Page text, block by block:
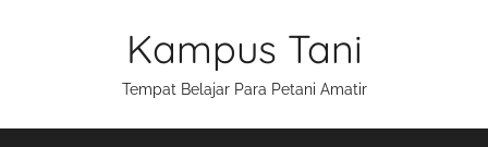
Kampus Tani
Tempat Belajar Para Petani Amatir